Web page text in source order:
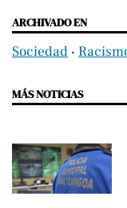
ARCHIVADO EN
Sociedad ‧
MÁS NOTICIAS